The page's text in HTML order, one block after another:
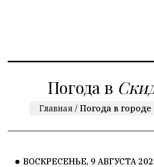
Погода в
Главная / Погода в
ВОСКРЕСЕНЬЕ, 9 АВГУСТА